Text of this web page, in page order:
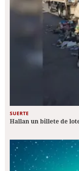
SUERTE
Hallan un billete de